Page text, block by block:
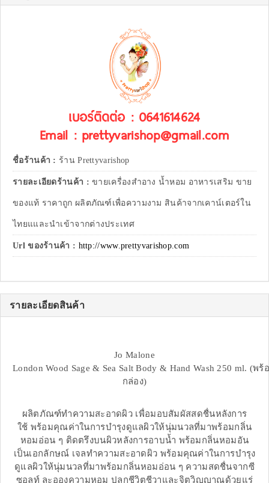
เบอร์ติดต่อ : 0641614624
Email : prettyvarishop@gmail.com
ชื่อร้านค้า : ร้าน Prettyvarishop
รายละเอียดร้านค้า :ขายเครื่องสำอาง น้ำหอม อาหารเสริม ขาย
ของแท้ ราคาถูก ผลิตภัณฑ์เพื่อความงาม สินค้าจากเคาน์เตอร์ใน
ไทยแและนำเข้าจากต่างประเทศ
Url ของร้านค้า : http://www.prettyvarishop.com
รายละเอียดสินค้า
Jo Malone
London Wood Sage & Sea Salt Body & Hand Wash 250 ml. (พร้
กล่อง)
ผลิตภัณฑ์ทำความสะอาดผิว เพื่อมอบสัมผัสสดชื่นหลังการ
ใช้ พร้อมคุณค่าในการบำรุงดูแลผิวให้นุ่มนวลที่มาพร้อมกลิ่น
หอมอ่อน ๆ ติดตรึงบนผิวหลังการอาบน้ำ พร้อมกลิ่นหอมอัน
เป็นเอกลักษณ์ เจลทำความสะอาดผิว พร้อมคุณค่าในการบำรุง
ดูแลผิวให้นุ่มนวลที่มาพร้อมกลิ่นหอมอ่อน ๆ ความสดชื่นจากซี
ซอลท์ ละอองความหอม ปลุกชีวิตชีวาและจิตวิญญาณด้วยแร่